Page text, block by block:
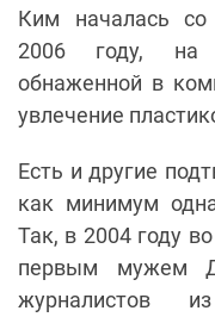
Ким началась со
2006 году, на
обнаженной в
увлечение
Есть и другие
как минимум
Так, в 2004 году
первым мужем
журналистов